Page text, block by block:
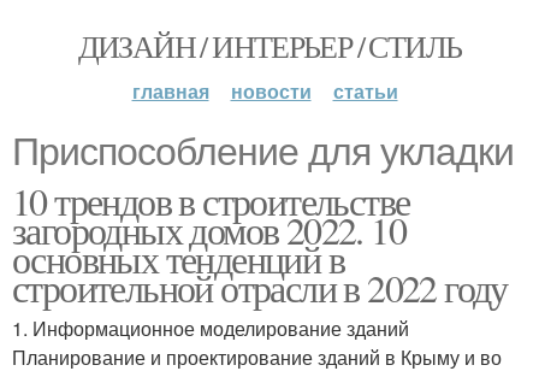
ДИЗАЙН / ИНТЕРЬЕР / СТИЛЬ
главная новости статьи
Приспособление для укладки
10 трендов в строительстве
загородных домов 2022. 10
основных тенденций в
строительной отрасли в 2022 году
1. Информационное моделирование зданий
Планирование и проектирование зданий в Крыму и во